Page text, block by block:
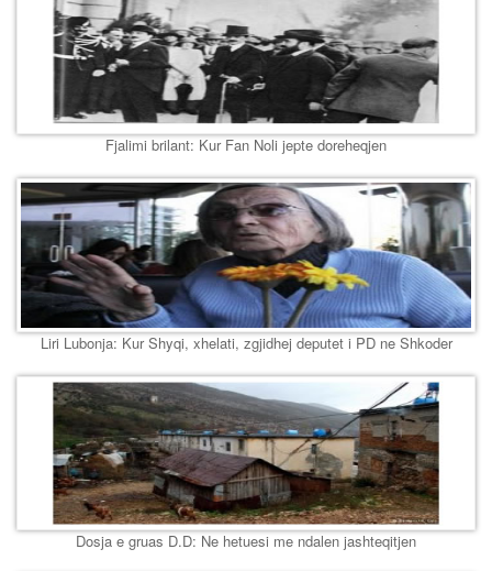
Fjalimi brilant: Kur Fan Noli jepte doreheqjen
Liri Lubonja: Kur Shyqi, xhelati, zgjidhej deputet i PD ne Shkoder
Dosja e gruas D.D: Ne hetuesi me ndalen jashteqitjen